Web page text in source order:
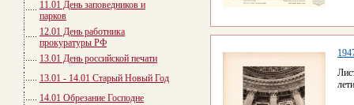
11.01 День заповедников и
парков
12.01 День работника
прокуратуры РФ
13.01 День российской печати
13.01 - 14.01 Старый Новый Год
14.01 Обрезание Господне